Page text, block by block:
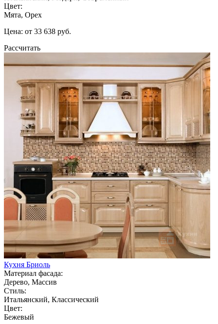
Цвет:
Мята, Орех
Цена: от 33 638 руб.
Рассчитать
Кухня Бриоль
Материал фасада:
Дерево, Массив
Стиль:
Итальянский, Классический
Цвет:
Бежевый